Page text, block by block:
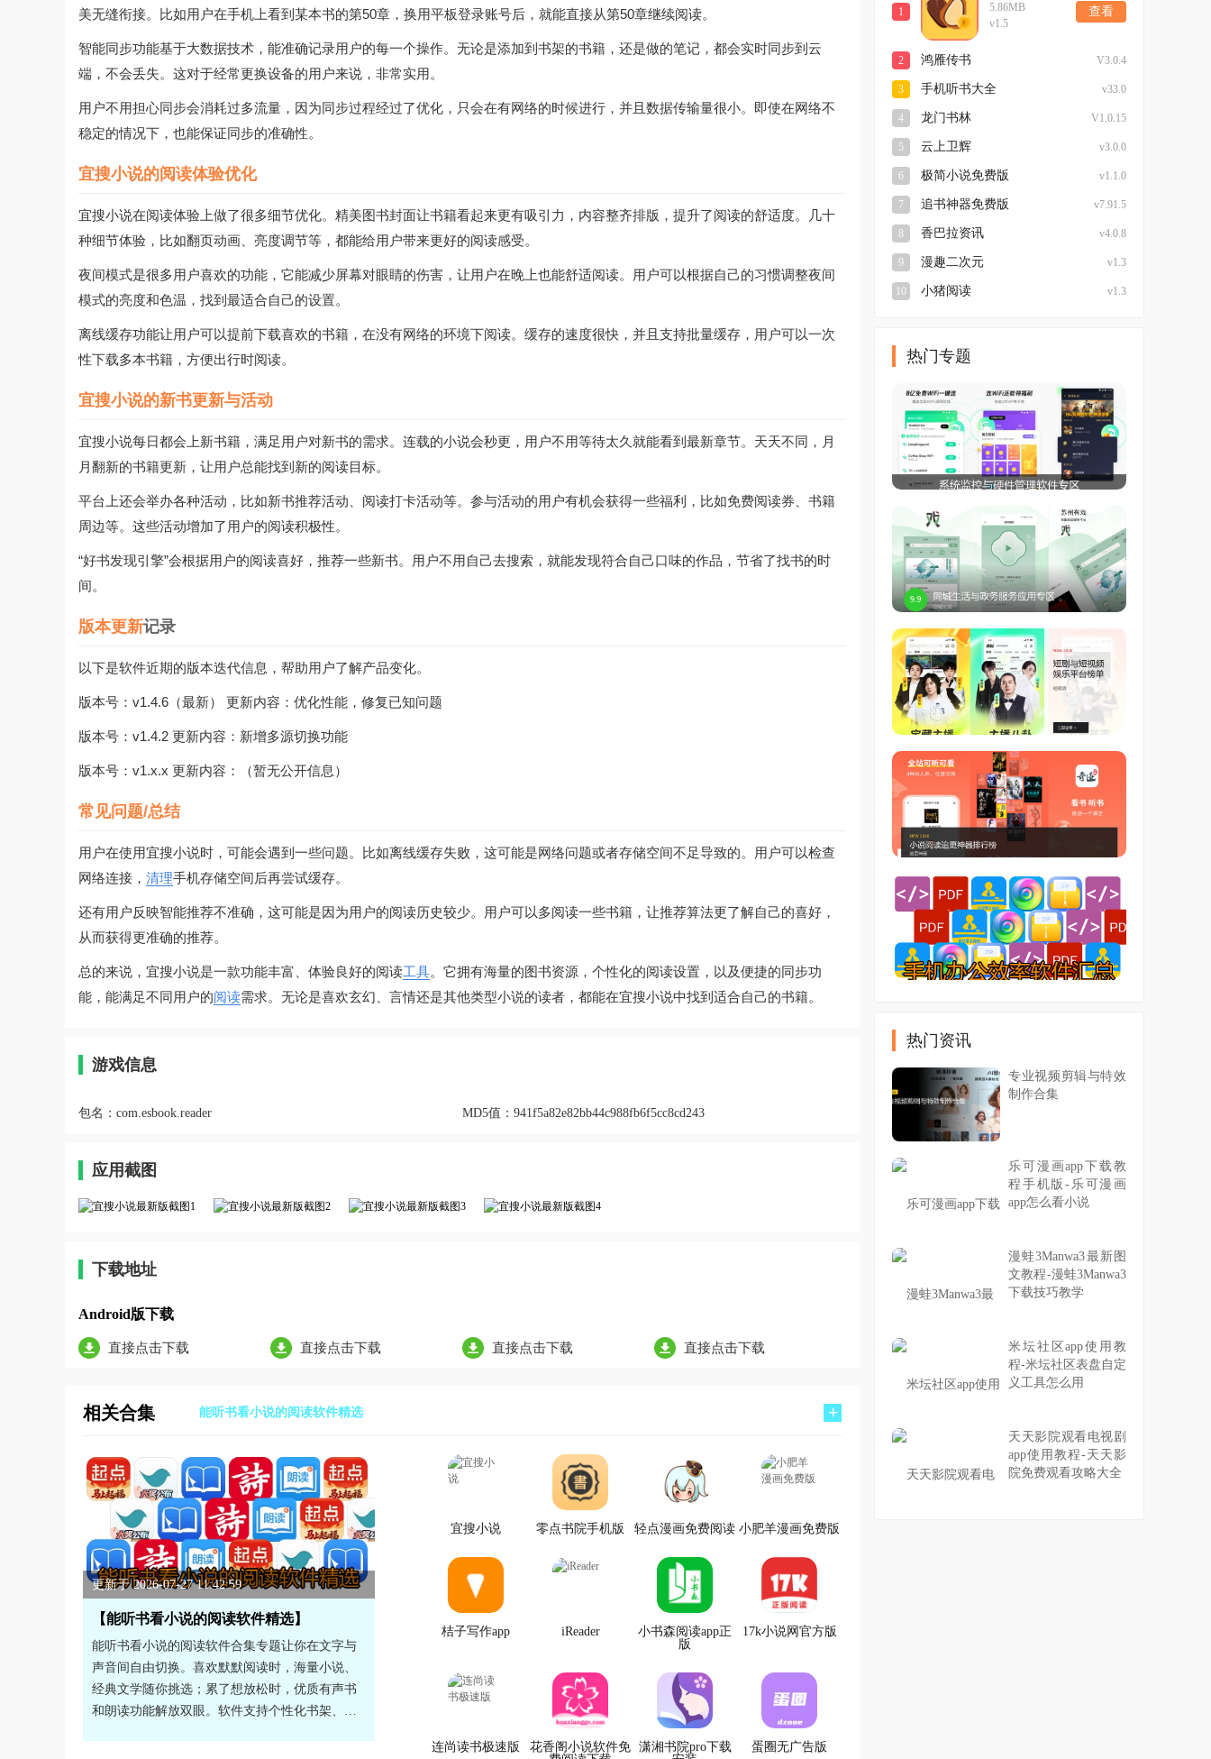
美无缝衔接。比如用户在手机上看到某本书的第50章，换用平板登录账号后，就能直接从第50章继续阅读。
智能同步功能基于大数据技术，能准确记录用户的每一个操作。无论是添加到书架的书籍，还是做的笔记，都会实时同步到云
端，不会丢失。这对于经常更换设备的用户来说，非常实用。
用户不用担心同步会消耗过多流量，因为同步过程经过了优化，只会在有网络的时候进行，并且数据传输量很小。即使在网络不
稳定的情况下，也能保证同步的准确性。
宜搜小说的阅读体验优化
宜搜小说在阅读体验上做了很多细节优化。精美图书封面让书籍看起来更有吸引力，内容整齐排版，提升了阅读的舒适度。几十
种细节体验，比如翻页动画、亮度调节等，都能给用户带来更好的阅读感受。
夜间模式是很多用户喜欢的功能，它能减少屏幕对眼睛的伤害，让用户在晚上也能舒适阅读。用户可以根据自己的习惯调整夜间
模式的亮度和色温，找到最适合自己的设置。
离线缓存功能让用户可以提前下载喜欢的书籍，在没有网络的环境下阅读。缓存的速度很快，并且支持批量缓存，用户可以一次
性下载多本书籍，方便出行时阅读。
宜搜小说的新书更新与活动
宜搜小说每日都会上新书籍，满足用户对新书的需求。连载的小说会秒更，用户不用等待太久就能看到最新章节。天天不同，月
月翻新的书籍更新，让用户总能找到新的阅读目标。
平台上还会举办各种活动，比如新书推荐活动、阅读打卡活动等。参与活动的用户有机会获得一些福利，比如免费阅读券、书籍
周边等。这些活动增加了用户的阅读积极性。
“好书发现引擎”会根据用户的阅读喜好，推荐一些新书。用户不用自己去搜索，就能发现符合自己口味的作品，节省了找书的时
间。
版本更新记录
以下是软件近期的版本迭代信息，帮助用户了解产品变化。
版本号：v1.4.6（最新） 更新内容：优化性能，修复已知问题
版本号：v1.4.2 更新内容：新增多源切换功能
版本号：v1.x.x 更新内容：（暂无公开信息）
常见问题/总结
用户在使用宜搜小说时，可能会遇到一些问题。比如离线缓存失败，这可能是网络问题或者存储空间不足导致的。用户可以检查
网络连接， 清理手机存储空间后再尝试缓存。
还有用户反映智能推荐不准确，这可能是因为用户的阅读历史较少。用户可以多阅读一些书籍，让推荐算法更了解自己的喜好，
从而获得更准确的推荐。
总的来说，宜搜小说是一款功能丰富、体验良好的阅读工具。它拥有海量的图书资源，个性化的阅读设置，以及便捷的同步功
能，能满足不同用户的阅读需求。无论是喜欢玄幻、言情还是其他类型小说的读者，都能在宜搜小说中找到适合自己的书籍。
游戏信息
包名： com.esbook.reader MD5值： 941f5a82e82bb44c988fb6f5cc8cd243
应用截图
下载地址
Android版下载
直接点击下载 直接点击下载 直接点击下载 直接点击下载
相关合集 能听书看小说的阅读软件精选 +
更新于 2026-07-27 11:42:59
【能听书看小说的阅读软件精选】
能听书看小说的阅读软件合集专题让你在文字与
声音间自由切换。喜欢默默阅读时，海量小说、
经典文学随你挑选；累了想放松时，优质有声书
和朗读功能解放双眼。软件支持个性化书架、阅
宜搜小说 零点书院手机版 轻点漫画免费阅读 小肥羊漫画免费版
桔子写作app iReader
小书森阅读app正
版
17k小说网官方版
连尚读书极速版
花香阁小说软件免 潇湘书院pro下载
蛋圈无广告版
1
5.86MB
v1.5
查看
2 鸿雁传书 V3.0.4
3 手机听书大全 v33.0
4 龙门书林 V1.0.15
5 云上卫辉 v3.0.0
6 极简小说免费版 v1.1.0
7 追书神器免费版 v7.91.5
8 香巴拉资讯 v4.0.8
9 漫趣二次元 v1.3
10 小猪阅读 v1.3
热门专题
热门资讯
专业视频剪辑与特效
制作合集
乐可漫画app下载教
程手机版-乐可漫画
app怎么看小说
漫蛙3Manwa3最新图
文教程-漫蛙3Manwa3
下载技巧教学
米坛社区app使用教
程-米坛社区表盘自定
义工具怎么用
天天影院观看电视剧
app使用教程-天天影
院免费观看攻略大全